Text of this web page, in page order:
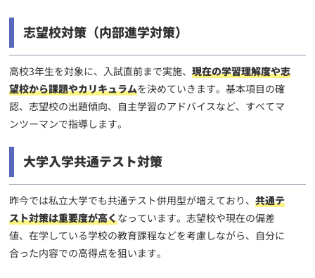
志望校対策（内部進学対策）
高校3年生を対象に、入試直前まで実施、現在の学習理解度や志
望校から課題やカリキュラムを決めていきます。基本項目の確
認、志望校の出題傾向、自主学習のアドバイスなど、すべてマ
ンツーマンで指導します。
大学入学共通テスト対策
昨今では私立大学でも共通テスト併用型が増えており、共通テ
スト対策は重要度が高くなっています。志望校や現在の偏差
値、在学している学校の教育課程などを考慮しながら、自分に
合った内容での高得点を狙います。